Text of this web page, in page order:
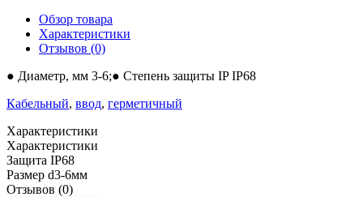
Обзор товара
Характеристики
Отзывов (0)
● Диаметр, мм 3-6;● Степень защиты IP IP68
Кабельный, ввод, герметичный
Характеристики
Характеристики
Защита IP68
Размер d3-6мм
Отзывов (0)